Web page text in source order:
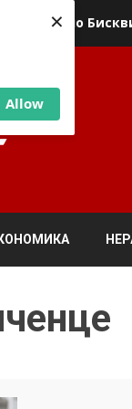
Allow
×
относно